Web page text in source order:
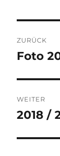
ZURÜCK
Vorheriger
Foto
WEITER
Nächster
2018 /